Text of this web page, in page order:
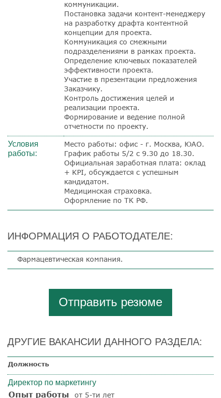
коммуникации.
Постановка задачи контент-менеджеру
на разработку драфта контентной
концепции для проекта.
Коммуникация со смежными
подразделениями в рамках проекта.
Определение ключевых показателей
эффективности проекта.
Участие в презентации предложения
Заказчику.
Контроль достижения целей и
реализации проекта.
Формирование и ведение полной
отчетности по проекту.
Условия
работы:
Место работы: офис - г. Москва, ЮАО.
График работы 5/2 с 9.30 до 18.30.
Официальная заработная плата: оклад
+ KPI, обсуждается с успешным
кандидатом.
Медицинская страховка.
Оформление по ТК РФ.
ИНФОРМАЦИЯ О РАБОТОДАТЕЛЕ:
Фармацевтическая компания.
Отправить резюме
ДРУГИЕ ВАКАНСИИ ДАННОГО РАЗДЕЛА:
Должность
Директор по маркетингу
Опыт работы от 5-ти лет